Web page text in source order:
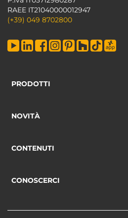
RAEE IT21040000012947
(+39) 049 8702800
PRODOTTI
NOVITÀ
CONTENUTI
CONOSCERCI